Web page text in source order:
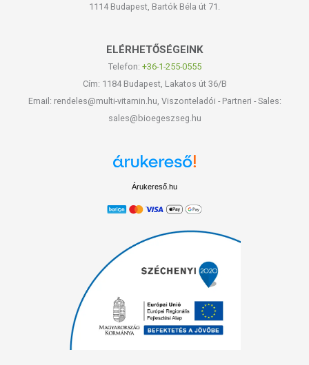
1114 Budapest, Bartók Béla út 71.
ELÉRHETŐSÉGEINK
Telefon: +36-1-255-0555
Cím: 1184 Budapest, Lakatos út 36/B
Email: rendeles@multi-vitamin.hu, Viszonteladói - Partneri - Sales:
sales@bioegeszseg.hu
Árukereső.hu